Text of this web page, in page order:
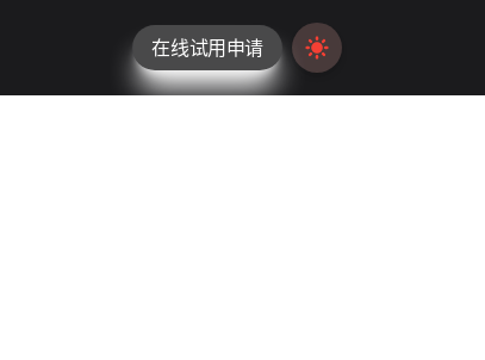
在线试用申请 Switch to light /